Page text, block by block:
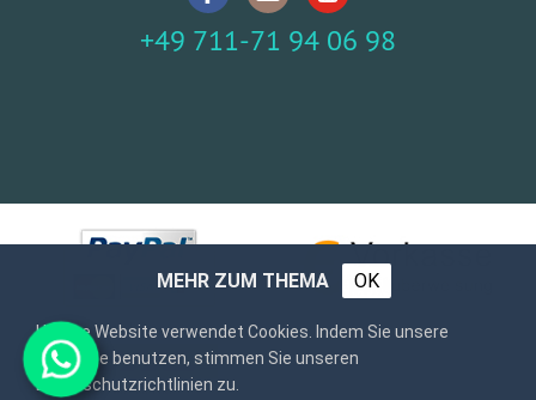
+49 711-71 94 06 98
MEHR ZUM THEMA OK
Unsere Website verwendet Cookies. Indem Sie unsere
Webseite benutzen, stimmen Sie unseren
Datenschutzrichtlinien zu.